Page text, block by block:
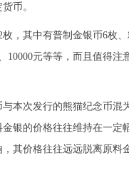
币。
，其中有普制金银币6枚
10000元等等，而且值得
本次发行的熊猫纪念币
银的价格往往维持在一
其价格往往远远脱离原